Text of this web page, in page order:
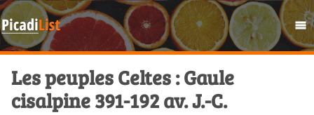
Les peuples Celtes : Gaule
cisalpine 391-192 av. J.-C.